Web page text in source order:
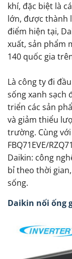
khí, đặc biệt là
lớn, được thành
điểm hiện tại,
xuất, sản phẩm
140 quốc gia
Là công ty đi
sống xanh sạch
triển các sản
và giảm thiểu
trường. Cùng
FBQ71EVE/
Daikin: công
bỉ theo thời
sống.
Daikin nối ống